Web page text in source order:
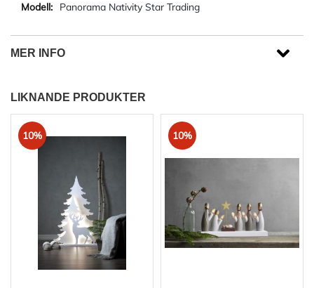
Panorama Nativity Star Trading
MER INFO
LIKNANDE PRODUKTER
10% 10%